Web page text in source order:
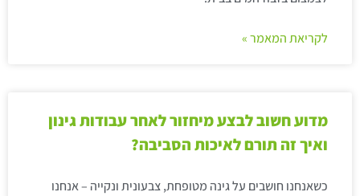
לקריאת המאמר »
מדוע חשוב לבצע מיחזור לאחר עבודות גינון
ואיך זה תורם לאיכות הסביבה?
כשאנחנו חושבים על גינה מטופחת, צבעונית ונקייה – אנחנו